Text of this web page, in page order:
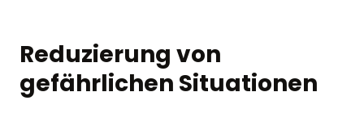
Reduzierung von
gefährlichen Situationen